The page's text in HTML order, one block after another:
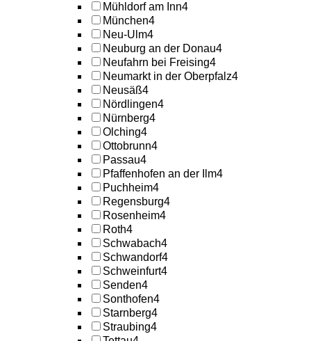
Mühldorf am Inn4
München4
Neu-Ulm4
Neuburg an der Donau4
Neufahrn bei Freising4
Neumarkt in der Oberpfalz4
Neusäß4
Nördlingen4
Nürnberg4
Olching4
Ottobrunn4
Passau4
Pfaffenhofen an der Ilm4
Puchheim4
Regensburg4
Rosenheim4
Roth4
Schwabach4
Schwandorf4
Schweinfurt4
Senden4
Sonthofen4
Starnberg4
Straubing4